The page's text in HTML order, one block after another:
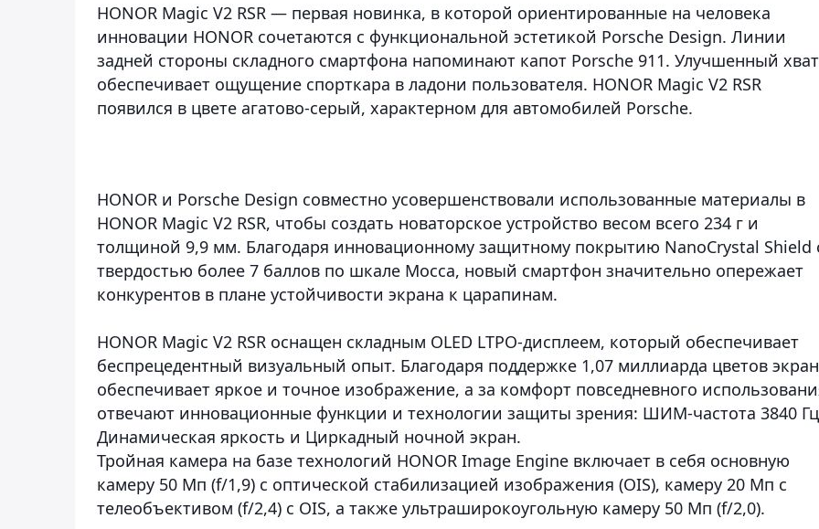
HONOR Magic V2 RSR — первая новинка, в которой ориентированные на человека
инновации HONOR сочетаются с функциональной эстетикой Porsche Design. Линии
задней стороны складного смартфона напоминают капот Porsche 911. Улучшенный хват
обеспечивает ощущение спорткара в ладони пользователя. HONOR Magic V2 RSR
появился в цвете агатово-серый, характерном для автомобилей Porsche.
HONOR и Porsche Design совместно усовершенствовали использованные материалы в
HONOR Magic V2 RSR, чтобы создать новаторское устройство весом всего 234 г и
толщиной 9,9 мм. Благодаря инновационному защитному покрытию NanoCrystal Shield
твердостью более 7 баллов по шкале Мосса, новый смартфон значительно опережает
конкурентов в плане устойчивости экрана к царапинам.
HONOR Magic V2 RSR оснащен складным OLED LTPO-дисплеем, который обеспечивает
беспрецедентный визуальный опыт. Благодаря поддержке 1,07 миллиарда цветов экран
обеспечивает яркое и точное изображение, а за комфорт повседневного
отвечают инновационные функции и технологии защиты зрения: ШИМ-частота 3840
Динамическая яркость и Циркадный ночной экран.
Тройная камера на базе технологий HONOR Image Engine включает в себя основную
камеру 50 Мп (f/1,9) с оптической стабилизацией изображения (OIS), камеру 20 Мп с
телеобъективом (f/2,4) с OIS, а также ультраширокоугольную камеру 50 Мп (f/2,0).